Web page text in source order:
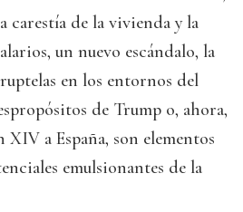
carestía de la vivienda y la
un nuevo escándalo, la
en los entornos del
de Trump o, ahora,
XIV a España, son elementos
emulsionantes de la